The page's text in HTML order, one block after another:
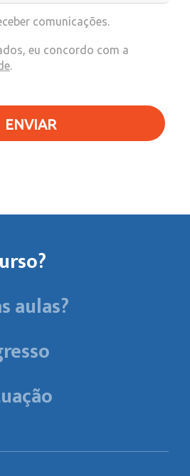
comunicações.
eu concordo com a
.
ENVIAR
aulas?